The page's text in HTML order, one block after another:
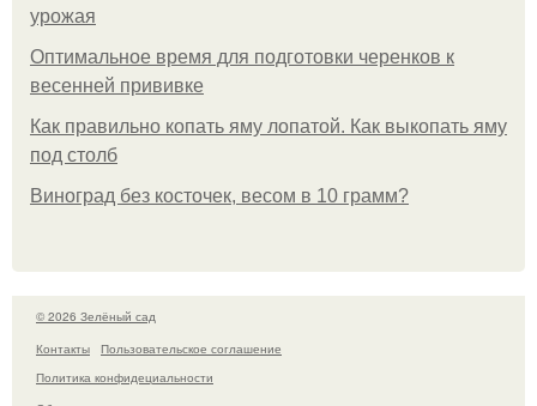
урожая
Оптимальное время для подготовки черенков к
весенней прививке
Как правильно копать яму лопатой. Как выкопать яму
под столб
Виноград без косточек, весом в 10 грамм?
© 2026 Зелёный сад
Контакты
Пользовательское соглашение
Политика конфидециальности